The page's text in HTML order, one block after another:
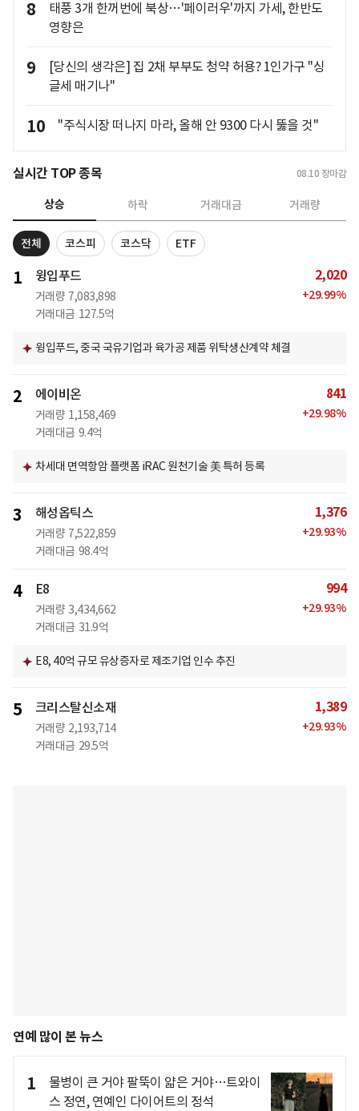
8
태풍 3개 한꺼번에 북상…'페이러우'까지 가세, 한반도
영향은
9
[당신의 생각은] 집 2채 부부도 청약 허용? 1인가구 "싱
글세 매기나"
10 "주식시장 떠나지 마라, 올해 안 9300 다시 뚫을 것"
실시간 TOP 종목 08.10 장마감
상승 하락 거래대금 거래량
전체 코스피 코스닥 ETF
1 윙입푸드
거래량 7,083,898
거래대금 127.5억
2,020
+29.99%
윙입푸드, 중국 국유기업과 육가공 제품 위탁생산계약 체결
2 에이비온
거래량 1,158,469
거래대금 9.4억
841
+29.98%
차세대 면역항암 플랫폼 iRAC 원천기술 美 특허 등록
3 해성옵틱스
거래량 7,522,859
거래대금 98.4억
1,376
+29.93%
4 E8
거래량 3,434,662
거래대금 31.9억
994
+29.93%
E8, 40억 규모 유상증자로 제조기업 인수 추진
5 크리스탈신소재
거래량 2,193,714
거래대금 29.5억
1,389
+29.93%
연예 많이 본 뉴스
1
물병이 큰 거야 팔뚝이 얇은 거야…트와이
스 정연, 연예인 다이어트의 정석